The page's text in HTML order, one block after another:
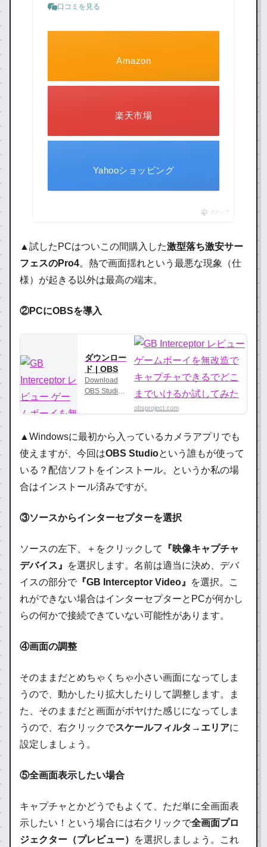
口コミを見る
Amazon
楽天市場
Yahooショッピング
ポチップ
▲試したPCはついこの間購入した激型落ち激安サー
フェスのPro4。熱で画面揺れという最悪な現象（仕
様）が起きる以外は最高の端末。
②PCにOBSを導入
ダウンロー
ド | OBS
Download
OBS Studio
Mac or Linux
obsproject.com
▲Windowsに最初から入っているカメラアプリでも
使えますが、今回はOBS Studioという誰もが使って
いる？配信ソフトをインストール。というか私の場
合はインストール済みですが。
③ソースからインターセプターを選択
ソースの左下、＋をクリックして
『映像キャプチャ
デバイス』
を選択します。名前は適当に決め、デバ
イスの部分で『GB Interceptor Video』
を選択。こ
れができない場合はインターセプターとPCが何かし
らの何かで接続できていない可能性があります。
④画面の調整
そのままだとめちゃくちゃ小さい画面になってしま
うので、動かしたり拡大したりして調整します。ま
た、そのままだと画面がボヤけた感じになってしま
うので、右クリックでスケールフィルタ→エリアに
設定しましょう。
⑤全画面表示したい場合
キャプチャとかどうでもよくて、ただ単に全画面表
示したい！という場合には右クリックで全画面プロ
ジェクター（プレビュー）
を選択しましょう。これ